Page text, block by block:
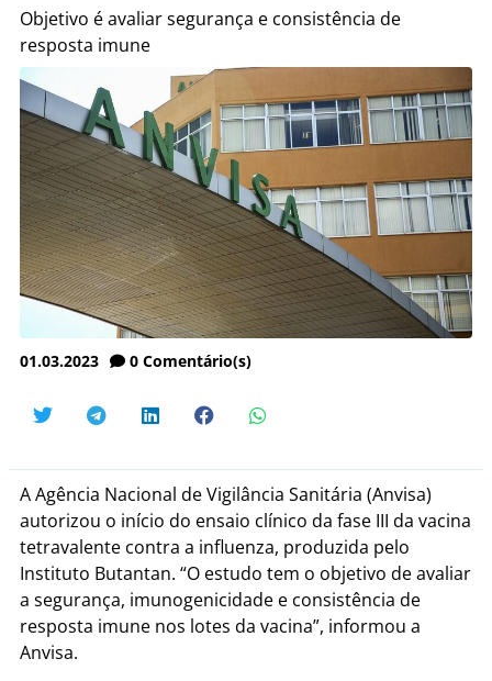
Objetivo é avaliar segurança e consistência de
resposta imune
01.03.2023 0 Comentário(s)
A Agência Nacional de Vigilância Sanitária (Anvisa)
autorizou o início do ensaio clínico da fase III da vacina
tetravalente contra a influenza, produzida pelo
Instituto Butantan. “O estudo tem o objetivo de avaliar
a segurança, imunogenicidade e consistência de
resposta imune nos lotes da vacina”, informou a
Anvisa.